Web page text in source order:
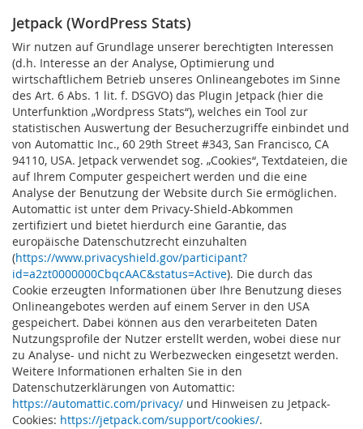
Jetpack (WordPress Stats)
Wir nutzen auf Grundlage unserer berechtigten Interessen
(d.h. Interesse an der Analyse, Optimierung und
wirtschaftlichem Betrieb unseres Onlineangebotes im Sinne
des Art. 6 Abs. 1 lit. f. DSGVO) das Plugin Jetpack (hier die
Unterfunktion „Wordpress Stats“), welches ein Tool zur
statistischen Auswertung der Besucherzugriffe einbindet und
von Automattic Inc., 60 29th Street #343, San Francisco, CA
94110, USA. Jetpack verwendet sog. „Cookies“, Textdateien, die
auf Ihrem Computer gespeichert werden und die eine
Analyse der Benutzung der Website durch Sie ermöglichen.
Automattic ist unter dem Privacy-Shield-Abkommen
zertifiziert und bietet hierdurch eine Garantie, das
europäische Datenschutzrecht einzuhalten
(https://www.privacyshield.gov/participant?
id=a2zt0000000CbqcAAC&status=Active). Die durch das
Cookie erzeugten Informationen über Ihre Benutzung dieses
Onlineangebotes werden auf einem Server in den USA
gespeichert. Dabei können aus den verarbeiteten Daten
Nutzungsprofile der Nutzer erstellt werden, wobei diese nur
zu Analyse- und nicht zu Werbezwecken eingesetzt werden.
Weitere Informationen erhalten Sie in den
Datenschutzerklärungen von Automattic:
https://automattic.com/privacy/ und Hinweisen zu Jetpack-
Cookies: https://jetpack.com/support/cookies/.